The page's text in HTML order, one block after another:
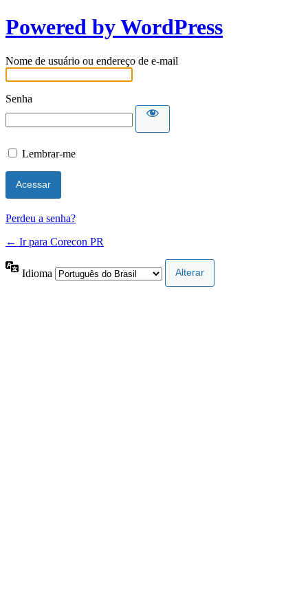
Powered by WordPress
Nome de usuário ou endereço de e-mail
Senha
Lembrar-me
Perdeu a senha?
← Ir para Corecon PR
Idioma